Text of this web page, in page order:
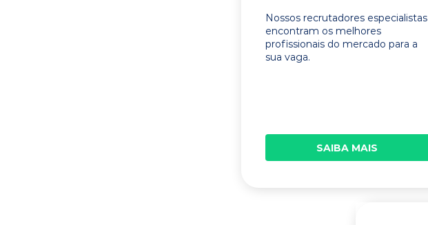
Nossos recrutadores especialistas
encontram os melhores
profissionais do mercado para a
sua vaga.
SAIBA MAIS